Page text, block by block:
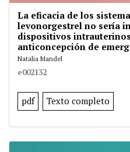
La eficacia de los
levonorgestrel no sería
dispositivos
anticoncepción de
Natalia Mandel
e002132
pdf Texto completo